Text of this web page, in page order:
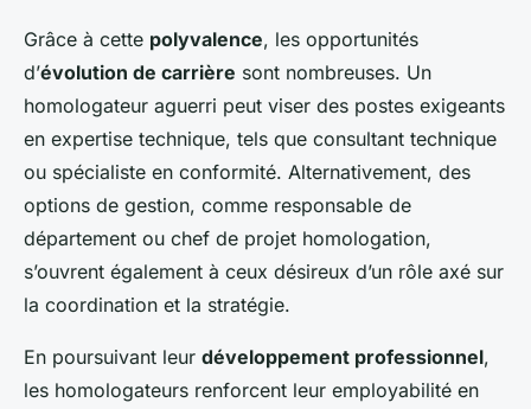
Grâce à cette polyvalence, les opportunités
d’évolution de carrière sont nombreuses. Un
homologateur aguerri peut viser des postes exigeants
en expertise technique, tels que consultant technique
ou spécialiste en conformité. Alternativement, des
options de gestion, comme responsable de
département ou chef de projet homologation,
s’ouvrent également à ceux désireux d’un rôle axé sur
la coordination et la stratégie.
En poursuivant leur développement professionnel,
les homologateurs renforcent leur employabilité en